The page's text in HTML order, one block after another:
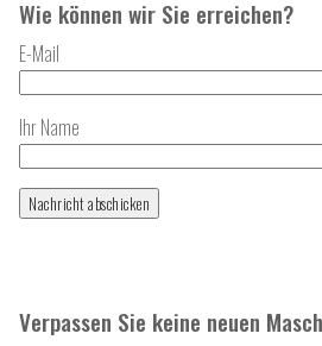
Wie können wir Sie erreichen?
E-Mail
Ihr Name
Verpassen Sie keine neuen